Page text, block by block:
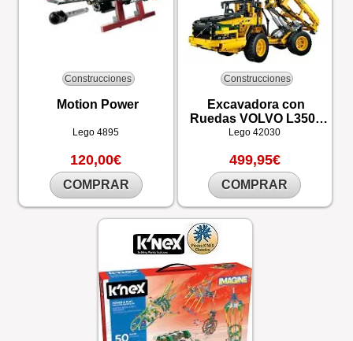
Construcciones
Motion Power
Lego4895
120,00€
COMPRAR
Construcciones
Excavadora con
Ruedas VOLVO L350F
con control remoto
Lego42030
499,95€
COMPRAR